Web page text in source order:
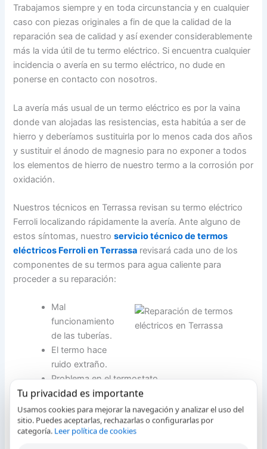
Trabajamos siempre y en toda circunstancia y en cualquier
caso con piezas originales a fin de que la calidad de la
reparación sea de calidad y así exender considerablemente
más la vida útil de tu termo eléctrico. Si encuentra cualquier
incidencia o avería en su termo eléctrico, no dude en
ponerse en contacto con nosotros.
La avería más usual de un termo eléctrico es por la vaina
donde van alojadas las resistencias, esta habitúa a ser de
hierro y deberíamos sustituirla por lo menos cada dos años
y sustituir el ánodo de magnesio para no exponer a todos
los elementos de hierro de nuestro termo a la corrosión por
oxidación.
Nuestros técnicos en Terrassa revisan su termo eléctrico
Ferroli localizando rápidamente la avería. Ante alguno de
estos síntomas, nuestroservicio técnico de termos
eléctricos Ferroli en Terrassa revisará cada uno de los
componentes de su termos para agua caliente para
proceder a su reparación:
Mal
funcionamiento
de las tuberías.
El termo hace
ruido extraño.
Problema en el termostato.
La temperatura no varía.
La temperatura es extremadamente alta o baja.
Poca presión del agua debido a que la válvula de
resistencia se ha quemado del uso.
Tu privacidad es importante
Usamos cookies para mejorar la navegación y analizar el uso del
sitio. Puedes aceptarlas, rechazarlas o configurarlas por
categoría. Leer política de cookies